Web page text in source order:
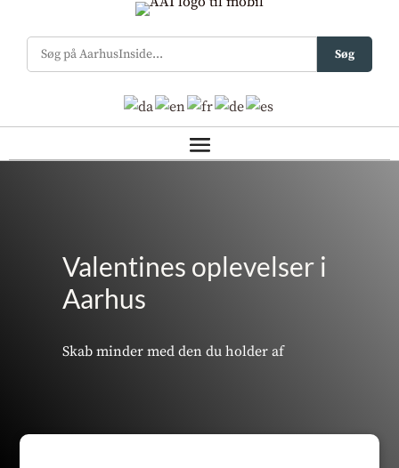
Søg
Valentines oplevelser i
Aarhus
Skab minder med den du holder af